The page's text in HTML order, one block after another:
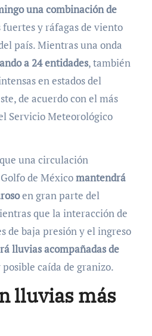
una combinación de
y ráfagas de viento
país. Mientras una onda
a 24 entidades, también
en estados del
de acuerdo con el más
Servicio Meteorológico
una circulación
de Méxicomantendrá
en gran parte del
que la interacción de
de baja presión y el ingreso
lluvias acompañadas de
caída de granizo.
lluvias más